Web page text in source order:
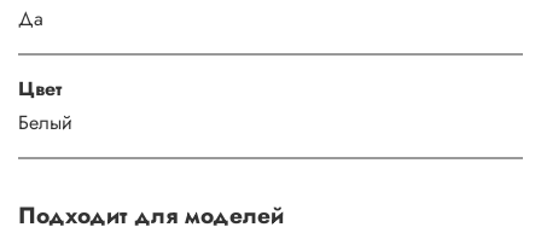
Да
Цвет
Белый
Подходит для моделей